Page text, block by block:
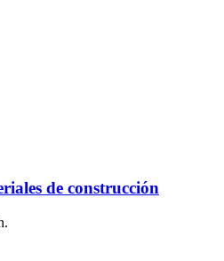
de construcción